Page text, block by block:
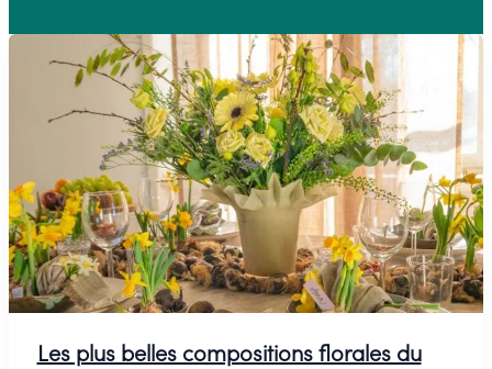
Les plus belles compositions florales du